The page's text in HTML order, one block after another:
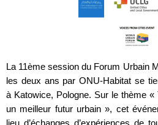
La 11ème session du Forum Urbain
les deux ans par ONU-Habitat se
à Katowice, Pologne. Sur le thème
un meilleur futur urbain », cet
lieu d’échanges d’expériences de